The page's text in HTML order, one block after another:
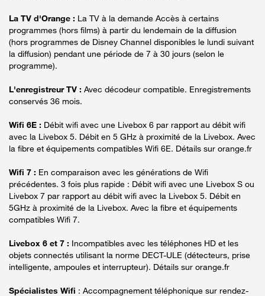
La TV d'Orange : La TV à la demande Accès à certains
programmes (hors films) à partir du lendemain de la diffusion
(hors programmes de Disney Channel disponibles le lundi suivant
la diffusion) pendant une période de 7 à 30 jours (selon le
programme).
L'enregistreur TV : Avec décodeur compatible. Enregistrements
conservés 36 mois.
Wifi 6E : Débit wifi avec une Livebox 6 par rapport au débit wifi
avec la Livebox 5. Débit en 5 GHz à proximité de la Livebox. Avec
la fibre et équipements compatibles Wifi 6E. Détails sur orange.fr
Wifi 7 : En comparaison avec les générations de Wifi
précédentes. 3 fois plus rapide : Débit wifi avec une Livebox S ou
Livebox 7 par rapport au débit wifi avec la Livebox 5. Débit en
5GHz à proximité de la Livebox. Avec la fibre et équipements
compatibles Wifi 7.
Livebox 6 et 7 : Incompatibles avec les téléphones HD et les
objets connectés utilisant la norme DECT-ULE (détecteurs, prise
intelligente, ampoules et interrupteur). Détails sur orange.fr
Spécialistes Wifi : Accompagnement téléphonique sur rendez-